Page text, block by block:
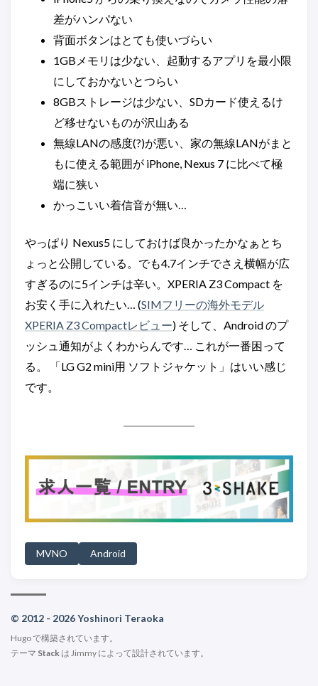
差がハンパない
背面ボタンはとても使いづらい
1GBメモリは少ない、起動するアプリを最小限
にしておかないとつらい
8GBストレージは少ない、SDカード使えるけ
ど移せないものが沢山ある
無線LANの感度(?)が悪い、家の無線LANがまと
もに使える範囲が iPhone, Nexus 7 に比べて極
端に狭い
かっこいい着信音が無い…
やっぱり Nexus5 にしておけば良かったかなぁとち
ょっと公開している。でも4.7インチでさえ横幅が広
すぎるのに5インチは辛い。XPERIA Z3 Compact を
お安く手に入れたい… (SIMフリーの海外モデル
XPERIA Z3 Compactレビュー) そして、Android のプ
ッシュ通知がよくわからんです… これが一番困って
る。 「LG G2 mini用 ソフトジャケット」はいい感じ
です。
MVNO Android
© 2012 - 2026 Yoshinori Teraoka
Hugoで構築されています。
テーマ Stack は Jimmy によって設計されています。